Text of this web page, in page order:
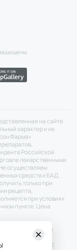
на сайте
характер и не
Фарма»
Российской
лекарственными
осуществляем
средств и БАД.
только при
рецепта,
при условиях
пункте. Цена
Разрешение
от 26.05.2020
г.
ООО